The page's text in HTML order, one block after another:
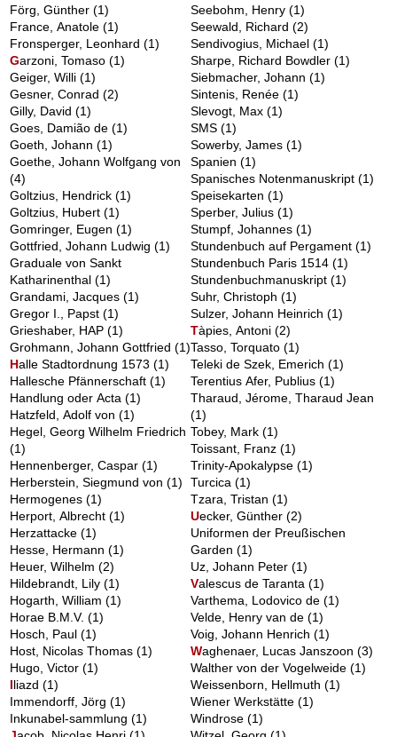
Förg, Günther(1)
France, Anatole(1)
Fronsperger, Leonhard(1)
Garzoni, Tomaso(1)
Geiger, Willi(1)
Gesner, Conrad(2)
Gilly, David(1)
Goes, Damião de(1)
Goeth, Johann(1)
Goethe, Johann Wolfgang von
(4)
Goltzius, Hendrick(1)
Goltzius, Hubert(1)
Gomringer, Eugen(1)
Gottfried, Johann Ludwig(1)
Graduale von Sankt
Katharinenthal(1)
Grandami, Jacques(1)
Gregor I., Papst(1)
Grieshaber, HAP(1)
Grohmann, Johann Gottfried(1)
Halle Stadtordnung 1573(1)
Hallesche Pfännerschaft(1)
Handlung oder Acta(1)
Hatzfeld, Adolf von(1)
Hegel, Georg Wilhelm Friedrich
(1)
Hennenberger, Caspar(1)
Herberstein, Siegmund von(1)
Hermogenes(1)
Herport, Albrecht(1)
Herzattacke(1)
Hesse, Hermann(1)
Heuer, Wilhelm(2)
Hildebrandt, Lily(1)
Hogarth, William(1)
Horae B.M.V.(1)
Hosch, Paul(1)
Host, Nicolas Thomas(1)
Hugo, Victor(1)
Iliazd(1)
Immendorff, Jörg(1)
Inkunabel-sammlung(1)
Seebohm, Henry(1)
Seewald, Richard(2)
Sendivogius, Michael(1)
Sharpe, Richard Bowdler(1)
Siebmacher, Johann(1)
Sintenis, Renée(1)
Slevogt, Max(1)
SMS(1)
Sowerby, James(1)
Spanien(1)
Spanisches Notenmanuskript(1)
Speisekarten(1)
Sperber, Julius(1)
Stumpf, Johannes(1)
Stundenbuch auf Pergament(1)
Stundenbuch Paris 1514(1)
Stundenbuchmanuskript(1)
Suhr, Christoph(1)
Sulzer, Johann Heinrich(1)
Tàpies, Antoni(2)
Tasso, Torquato(1)
Teleki de Szek, Emerich(1)
Terentius Afer, Publius(1)
Tharaud, Jérome, Tharaud Jean
(1)
Tobey, Mark(1)
Toissant, Franz(1)
Trinity-Apokalypse(1)
Turcica(1)
Tzara, Tristan(1)
Uecker, Günther(2)
Uniformen der Preußischen
Garden(1)
Uz, Johann Peter(1)
Valescus de Taranta(1)
Varthema, Lodovico de(1)
Velde, Henry van de(1)
Voig, Johann Henrich(1)
Waghenaer, Lucas Janszoon(3)
Walther von der Vogelweide(1)
Weissenborn, Hellmuth(1)
Wiener Werkstätte(1)
Windrose(1)